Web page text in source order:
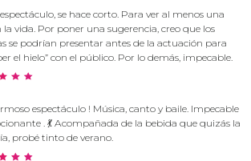
se hace corto. Para ver al menos una
la vida. Por poner una sugerencia, creo que los
se podrían presentar antes de la actuación para
el hielo” con el público. Por lo demás, impecable.
espectáculo ! Música, canto y baile. Impecable
. 💃 Acompañada de la bebida que quizás la
probé tinto de verano.